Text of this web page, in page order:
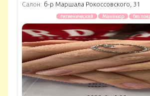
Салон: б-р Маршала Рокоссовского, 31
гигиенический Маникюр без